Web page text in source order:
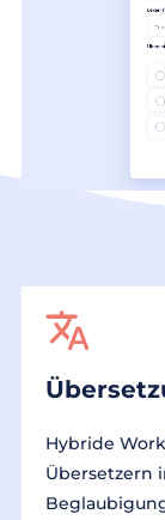
Hybride
Übersetzern